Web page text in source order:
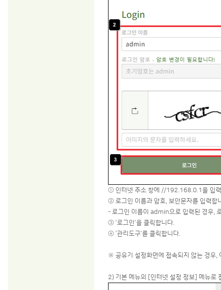
ⓛ 인터넷 주소 창에 //192.168.0.1을 입력
② 로그인 이름과 암호, 보안문자를 입력합
- 로그인 이름이 admin으로 입력된 경우,
③ ‘로그인’을 클릭합니다.
④ ‘관리도구’를 클릭합니다.
※ 공유기 설정화면에 접속되지 않는 경우,
2) 기본 메뉴의 [인터넷 설정 정보] 메뉴로